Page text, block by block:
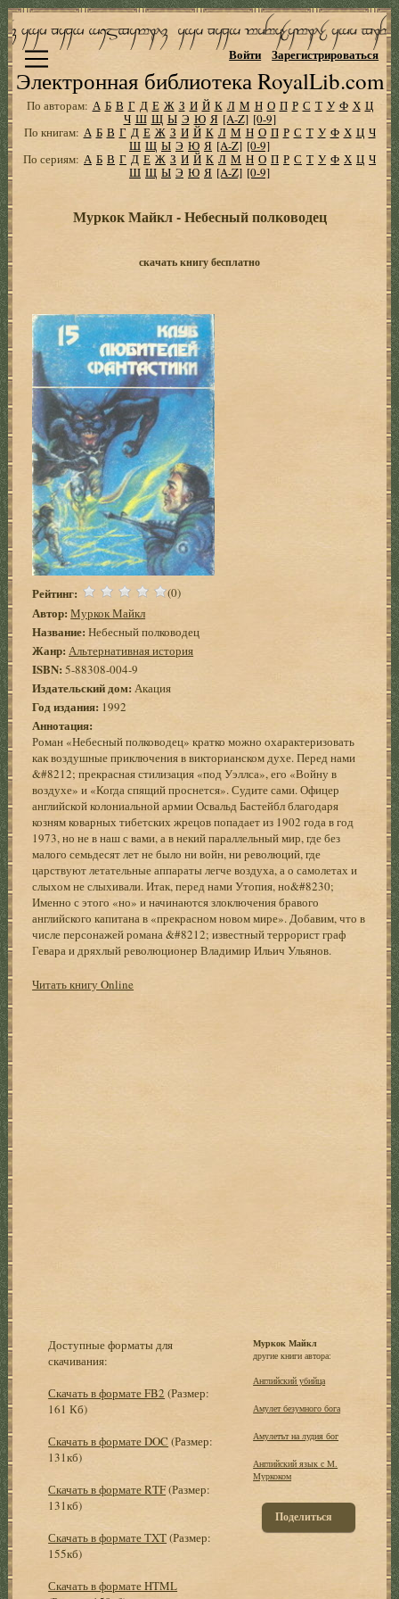
Электронная библиотека RoyalLib.com
Войти Зарегистрироваться
По авторам: А Б В Г Д Е Ж З И Й К Л М Н О П Р С Т У Ф Х Ц
Ч Ш Щ Ы Э Ю Я [A-Z] [0-9]
По книгам: А Б В Г Д Е Ж З И Й К Л М Н О П Р С Т У Ф Х Ц Ч
Ш Щ Ы Э Ю Я [A-Z] [0-9]
По сериям: А Б В Г Д Е Ж З И Й К Л М Н О П Р С Т У Ф Х Ц Ч
Ш Щ Ы Э Ю Я [A-Z] [0-9]
Муркок Майкл - Небесный полководец
скачать книгу бесплатно
Рейтинг: (0)
Автор: Муркок Майкл
Название: Небесный полководец
Жанр: Альтернативная история
ISBN: 5-88308-004-9
Издательский дом: Акация
Год издания: 1992
Аннотация:
Роман «Небесный полководец» кратко можно охарактеризовать
как воздушные приключения в викторианском духе. Перед нами
&#8212; прекрасная стилизация «под Уэллса», его «Войну в
воздухе» и «Когда спящий проснется». Судите сами. Офицер
английской колониальной армии Освальд Бастейбл благодаря
козням коварных тибетских жрецов попадает из 1902 года в год
1973, но не в наш с вами, а в некий параллельный мир, где без
малого семьдесят лет не было ни войн, ни революций, где
царствуют летательные аппараты легче воздуха, а о самолетах и
слыхом не слыхивали. Итак, перед нами Утопия, но&#8230;
Именно с этого «но» и начинаются злоключения бравого
английского капитана в «прекрасном новом мире». Добавим, что в
числе персонажей романа &#8212; известный террорист граф
Гевара и дряхлый революционер Владимир Ильич Ульянов.
Читать книгу Online
Доступные форматы для
скачивания:
Скачать в формате FB2 (Размер:
161 Кб)
Скачать в формате DOC (Размер:
131кб)
Скачать в формате RTF(Размер:
131кб)
Скачать в формате TXT(Размер:
155кб)
Скачать в формате HTML
Муркок Майкл
другие книги автора:
Английский убийца
Амулет безумного бога
Амулетът на лудия бог
Английский язык с М.
Муркоком
Поделиться